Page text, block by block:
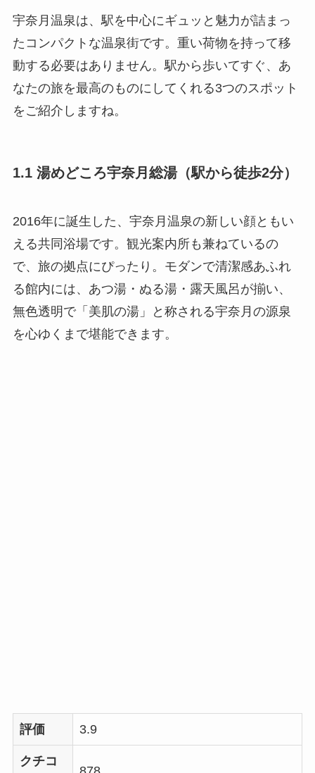
宇奈月温泉は、駅を中心にギュッと魅力が詰まっ
たコンパクトな温泉街です。重い荷物を持って移
動する必要はありません。駅から歩いてすぐ、あ
なたの旅を最高のものにしてくれる3つのスポット
をご紹介しますね。
1.1 湯めどころ宇奈月総湯（駅から徒歩2分）
2016年に誕生した、宇奈月温泉の新しい顔ともい
える共同浴場です。観光案内所も兼ねているの
で、旅の拠点にぴったり。モダンで清潔感あふれ
る館内には、あつ湯・ぬる湯・露天風呂が揃い、
無色透明で「美肌の湯」と称される宇奈月の源泉
を心ゆくまで堪能できます。
評価 3.9
クチコ